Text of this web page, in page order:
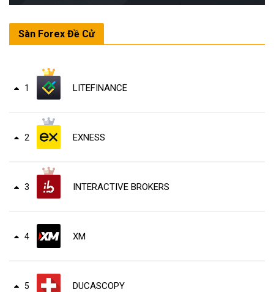
Sàn Forex Đề Cử
1 LITEFINANCE
2 EXNESS
3 INTERACTIVE BROKERS
4 XM
5 DUCASCOPY